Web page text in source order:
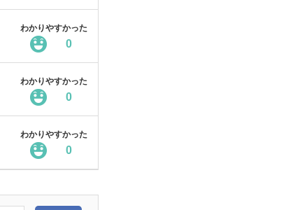
わかりやすかった
0
わかりやすかった
0
わかりやすかった
0